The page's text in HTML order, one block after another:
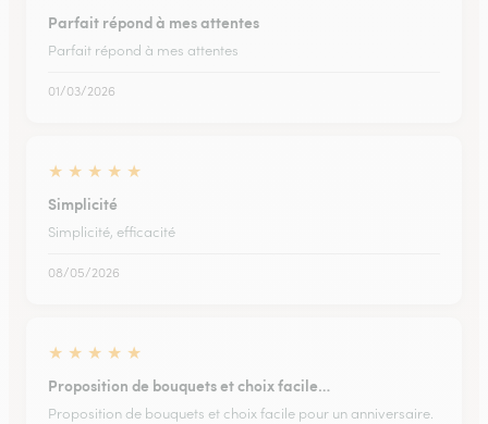
Parfait répond à mes attentes
Parfait répond à mes attentes
01/03/2026
★ ★ ★ ★ ★
Simplicité
Simplicité, efficacité
08/05/2026
★ ★ ★ ★ ★
Proposition de bouquets et choix facile…
Proposition de bouquets et choix facile pour un anniversaire.